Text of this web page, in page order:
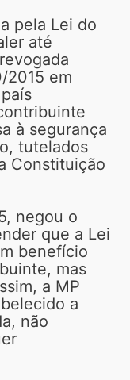
pela Lei do
até
2015 em
à segurança
tutelados
Constituição
negou o
que a Lei
benefício
mas
a MP
a
não